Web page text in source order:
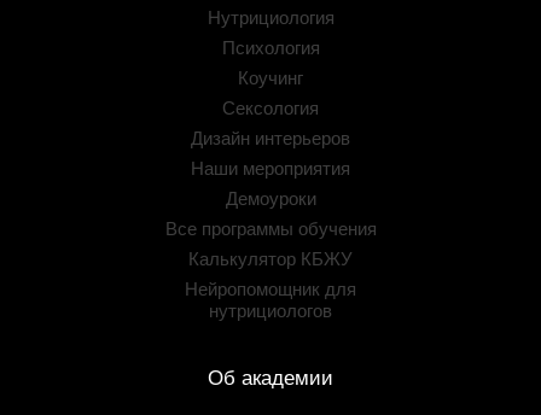
Нутрициология
Психология
Коучинг
Сексология
Дизайн интерьеров
Наши мероприятия
Демоуроки
Все программы обучения
Калькулятор КБЖУ
Нейропомощник для
нутрициологов
Об академии